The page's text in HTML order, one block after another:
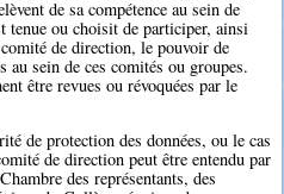
de sa compétence au sein de
tenue ou choisit de participer, ainsi
de direction, le pouvoir de
sein de ces comités ou groupes.
être revues ou révoquées par le
de protection des données, ou le cas
de direction peut être entendu par
des représentants, des